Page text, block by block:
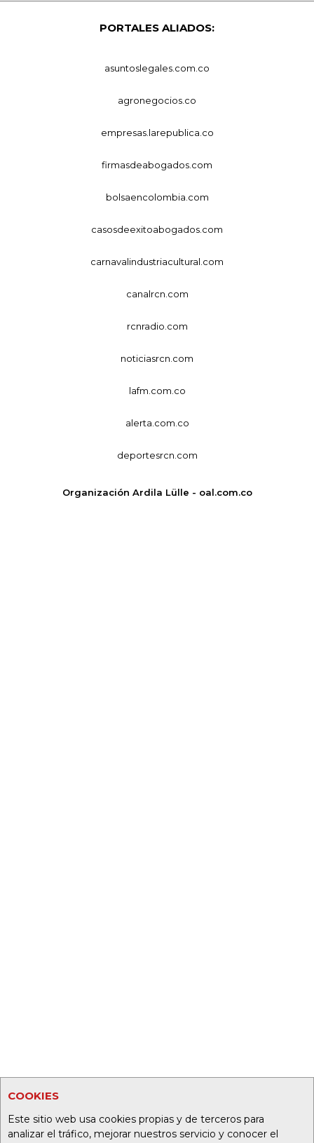
COOKIES
Este sitio web usa cookies propias y de terceros para
analizar el tráfico, mejorar nuestros servicio y conocer el
PORTALES ALIADOS:
asuntoslegales.com.co
agronegocios.co
empresas.larepublica.co
firmasdeabogados.com
bolsaencolombia.com
casosdeexitoabogados.com
carnavalindustriacultural.com
canalrcn.com
rcnradio.com
noticiasrcn.com
lafm.com.co
alerta.com.co
deportesrcn.com
Organización Ardila Lülle - oal.com.co